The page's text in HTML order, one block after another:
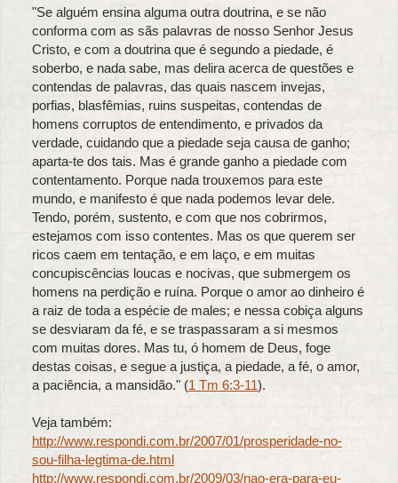
"Se alguém ensina alguma outra doutrina, e se não
conforma com as sãs palavras de nosso Senhor Jesus
Cristo, e com a doutrina que é segundo a piedade, é
soberbo, e nada sabe, mas delira acerca de questões e
contendas de palavras, das quais nascem invejas,
porfias, blasfêmias, ruins suspeitas, contendas de
homens corruptos de entendimento, e privados da
verdade, cuidando que a piedade seja causa de ganho;
aparta-te dos tais. Mas é grande ganho a piedade com
contentamento. Porque nada trouxemos para este
mundo, e manifesto é que nada podemos levar dele.
Tendo, porém, sustento, e com que nos cobrirmos,
estejamos com isso contentes. Mas os que querem ser
ricos caem em tentação, e em laço, e em muitas
concupiscências loucas e nocivas, que submergem os
homens na perdição e ruína. Porque o amor ao dinheiro é
a raiz de toda a espécie de males; e nessa cobiça alguns
se desviaram da fé, e se traspassaram a si mesmos
com muitas dores. Mas tu, ó homem de Deus, foge
destas coisas, e segue a justiça, a piedade, a fé, o amor,
a paciência, a mansidão." (1 Tm 6:3-11).
Veja também:
http://www.respondi.com.br/2007/01/prosperidade-no-
sou-filha-legtima-de.html
http://www.respondi.com.br/2009/03/nao-era-para-eu-